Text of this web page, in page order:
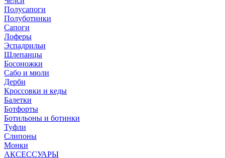
Полусапоги
Полуботинки
Сапоги
Лоферы
Эспадрильи
Шлепанцы
Босоножки
Сабо и мюли
Дерби
Кроссовки и кеды
Балетки
Ботфорты
Ботильоны и ботинки
Туфли
Слипоны
Монки
АКСЕССУАРЫ